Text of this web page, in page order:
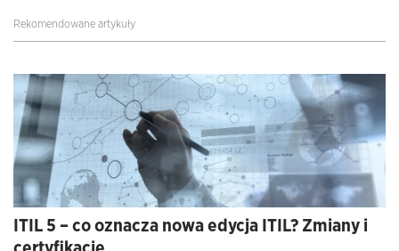
Rekomendowane artykuły
ITIL 5 – co oznacza nowa edycja ITIL? Zmiany i